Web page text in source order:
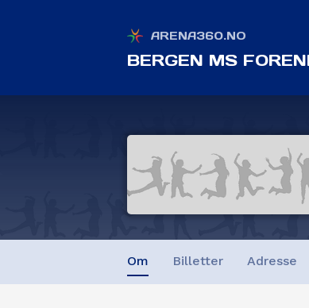
ARENA360.NO
BERGEN MS
Om Billetter Adresse